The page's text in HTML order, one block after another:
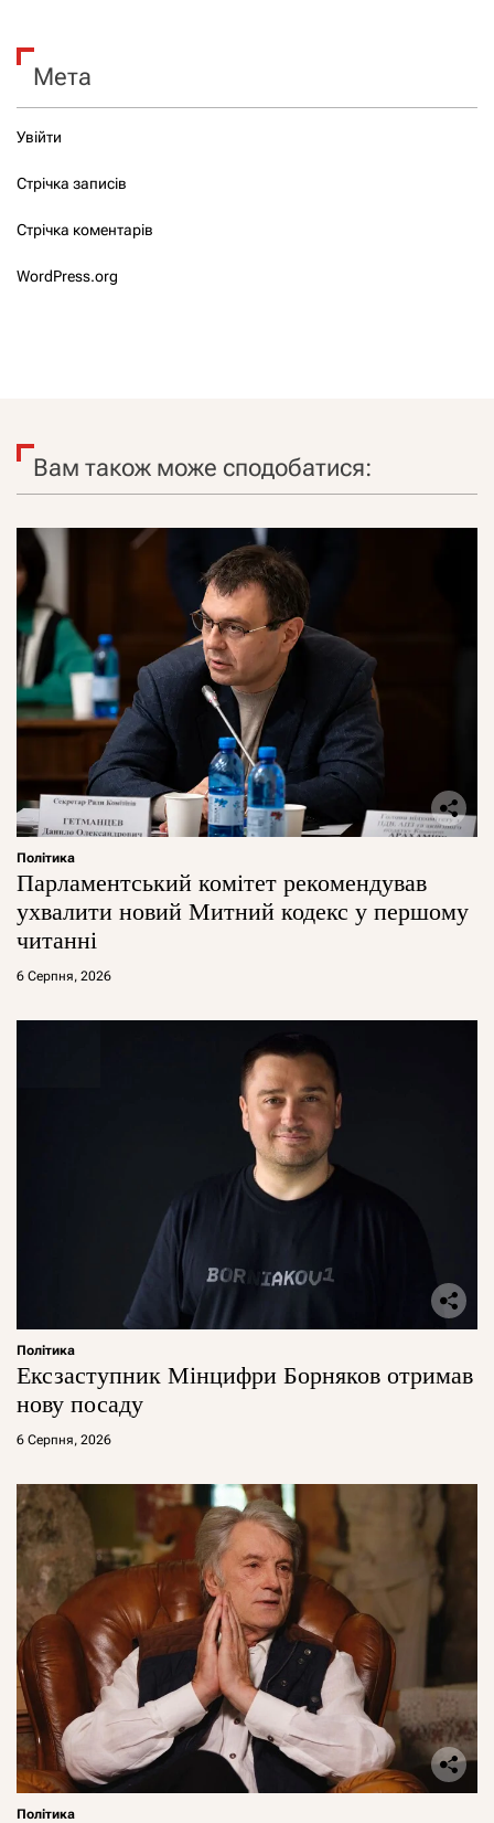
Мета
Увійти
Стрічка записів
Стрічка коментарів
WordPress.org
Вам також може сподобатися:
Політика
Парламентський комітет рекомендував
ухвалити новий Митний кодекс у першому
читанні
6 Серпня, 2026
Політика
Ексзаступник Мінцифри Борняков отримав
нову посаду
6 Серпня, 2026
Політика